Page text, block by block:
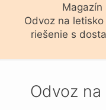
Magazín
Odvoz na
riešenie s
Odvoz